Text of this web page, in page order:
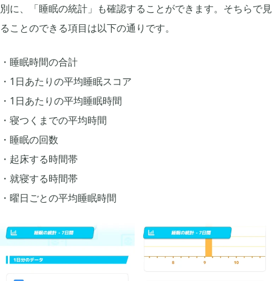
別に、「睡眠の統計」も確認することができます。そちらで見
ることのできる項目は以下の通りです。
睡眠時間の合計
1日あたりの平均睡眠スコア
1日あたりの平均睡眠時間
寝つくまでの平均時間
睡眠の回数
起床する時間帯
就寝する時間帯
曜日ごとの平均睡眠時間
2018年10月 3